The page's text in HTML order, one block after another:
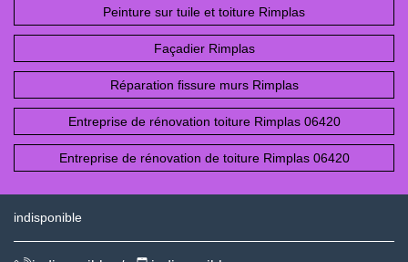
Peinture sur tuile et toiture Rimplas
Façadier Rimplas
Réparation fissure murs Rimplas
Entreprise de rénovation toiture Rimplas 06420
Entreprise de rénovation de toiture Rimplas 06420
indisponible